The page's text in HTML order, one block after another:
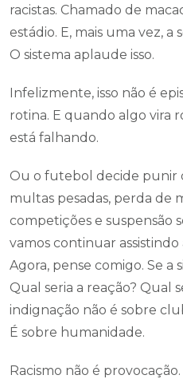
racistas. Chamado de
estádio. E, mais uma vez,
O sistema aplaude isso.
Infelizmente, isso não é
rotina. E quando algo vira
está falhando.
Ou o futebol decide punir
multas pesadas, perda de
competições e suspensão
vamos continuar assistindo
Agora, pense comigo. Se a
Qual seria a reação? Qual
indignação não é sobre
É sobre humanidade.
Racismo não é